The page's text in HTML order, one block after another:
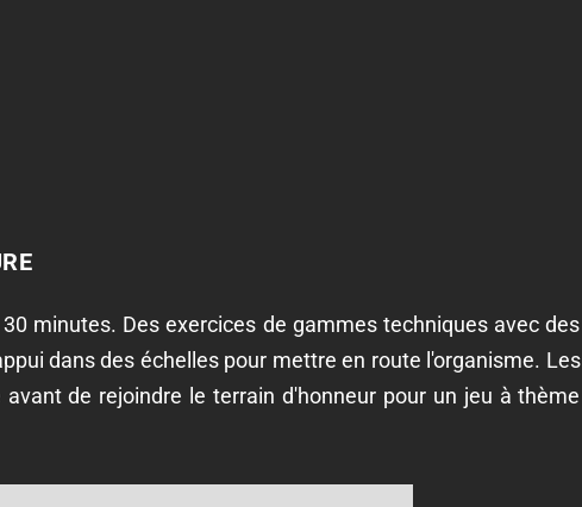
minutes. Des exercices de gammes techniques avec des
dans des échelles pour mettre en route l'organisme. Les
de rejoindre le terrain d'honneur pour un jeu à thème